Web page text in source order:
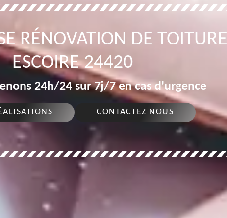
RÉNOVATION DE TOITURE
ESCOIRE 24420
24h/24 sur 7j/7 en cas d'urgence
CONTACTEZ NOUS